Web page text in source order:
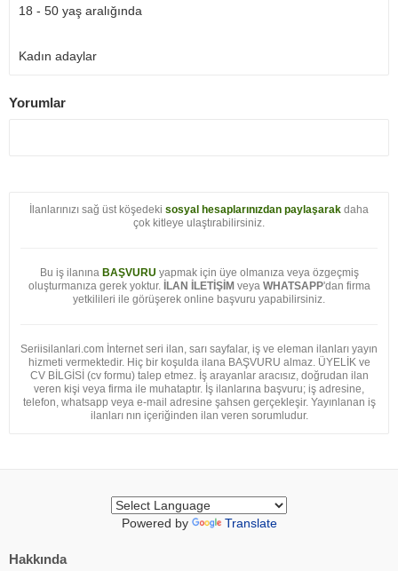
18 - 50 yaş aralığında
Kadın adaylar
Yorumlar
İlanlarınızı sağ üst köşedeki sosyal hesaplarınızdan paylaşarak daha
çok kitleye ulaştırabilirsiniz.
Bu iş ilanına BAŞVURU yapmak için üye olmanıza veya özgeçmiş
oluşturmanıza gerek yoktur. İLAN İLETİŞİM veya WHATSAPP'dan firma
yetkilileri ile görüşerek online başvuru yapabilirsiniz.
Seriisilanlari.com İnternet seri ilan, sarı sayfalar, iş ve eleman ilanları yayın
hizmeti vermektedir. Hiç bir koşulda ilana BAŞVURU almaz. ÜYELİK ve
CV BİLGİSİ (cv formu) talep etmez. İş arayanlar aracısız, doğrudan ilan
veren kişi veya firma ile muhataptır. İş ilanlarına başvuru; iş adresine,
telefon, whatsapp veya e-mail adresine şahsen gerçekleşir. Yayınlanan iş
ilanları nın içeriğinden ilan veren sorumludur.
Powered by Translate
Hakkında